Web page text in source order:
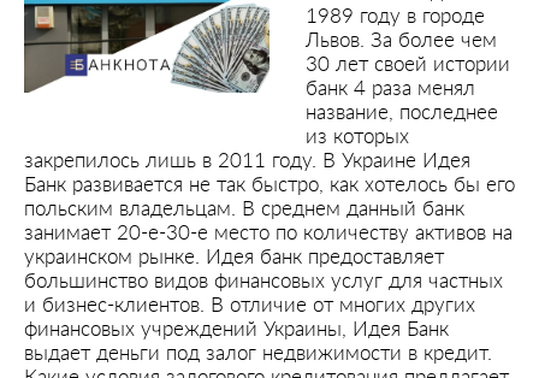
1989 году в городе
Львов. За более чем
30 лет своей истории
банк 4 раза менял
название, последнее
из которых
закрепилось лишь в 2011 году. В Украине Идея
Банк развивается не так быстро, как хотелось бы его
польским владельцам. В среднем данный банк
занимает 20-е-30-е место по количеству активов на
украинском рынке. Идея банк предоставляет
большинство видов финансовых услуг для частных
и бизнес-клиентов. В отличие от многих других
финансовых учреждений Украины, Идея Банк
выдает деньги под залог недвижимости в кредит.